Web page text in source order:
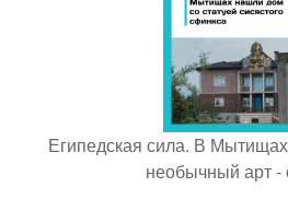
Египедская сила. В
необычный арт -